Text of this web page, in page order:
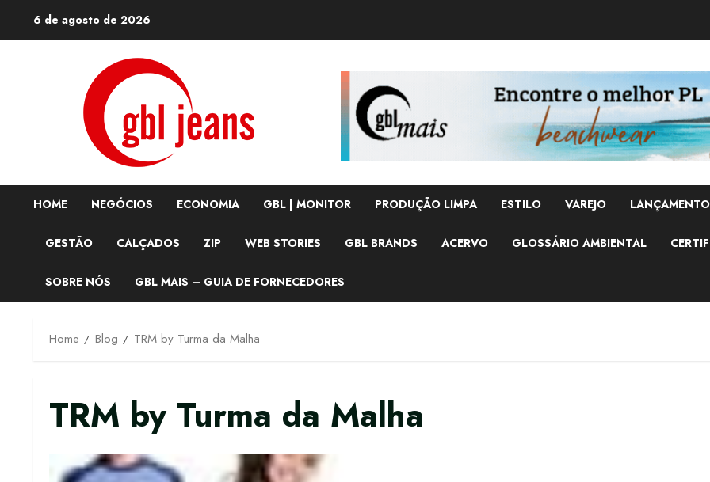
6 de agosto de 2026
HOME NEGÓCIOS ECONOMIA GBL | MONITOR PRODUÇÃO LIMPA ESTILO VAREJO
GESTÃO CALÇADOS ZIP WEB STORIES GBL BRANDS ACERVO GLOSSÁRIO AMBIENTAL
SOBRE NÓS GBL MAIS – GUIA DE FORNECEDORES
Home Blog TRM by Turma da Malha
TRM by Turma da Malha